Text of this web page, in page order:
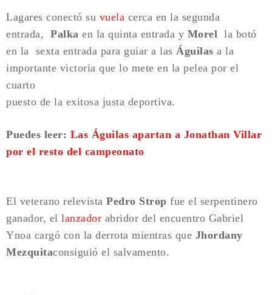
Lagares conectó su vuela cerca en la segunda
entrada, Palka en la quinta entrada y Morel la botó
en la sexta entrada para guiar a las Águilas a la
importante victoria que lo mete en la pelea por el
cuarto
puesto de la exitosa justa deportiva.
Puedes leer: Las Águilas apartan a Jonathan Villar
por el resto del campeonato
El veterano relevista Pedro Strop fue el serpentinero
ganador, el lanzador abridor del encuentro Gabriel
Ynoa cargó con la derrota mientras que Jhordany
Mezquitaconsiguió el salvamento.